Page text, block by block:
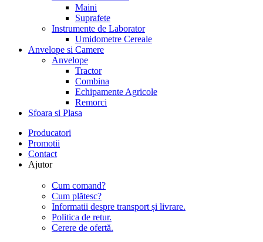
Maini
Suprafete
Instrumente de Laborator
Umidometre Cereale
Anvelope si Camere
Anvelope
Tractor
Combina
Echipamente Agricole
Remorci
Sfoara si Plasa
Producatori
Promotii
Contact
Ajutor
Cum comand?
Cum plătesc?
Informatii despre transport și livrare.
Politica de retur.
Cerere de ofertă.